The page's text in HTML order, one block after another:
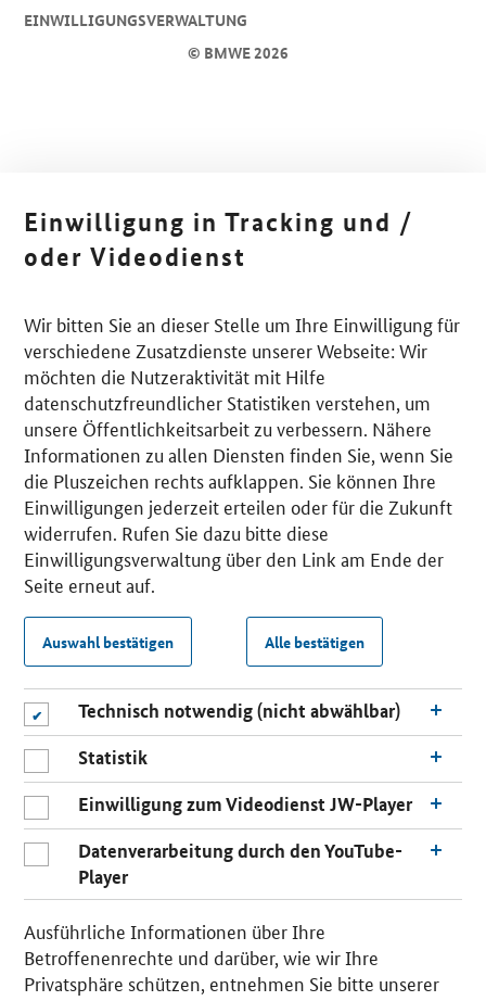
© BMWE 2026
EINWILLIGUNGSVERWALTUNG
Einwilligung in Tracking und /
oder Videodienst
Wir bitten Sie an dieser Stelle um Ihre Einwilligung für
verschiedene Zusatzdienste unserer Webseite: Wir
möchten die Nutzeraktivität mit Hilfe
datenschutzfreundlicher Statistiken verstehen, um
unsere Öffentlichkeitsarbeit zu verbessern. Nähere
Informationen zu allen Diensten finden Sie, wenn Sie
die Pluszeichen rechts aufklappen. Sie können Ihre
Einwilligungen jederzeit erteilen oder für die Zukunft
widerrufen. Rufen Sie dazu bitte diese
Einwilligungsverwaltung über den Link am Ende der
Seite erneut auf.
Auswahl bestätigen Alle bestätigen
Technisch notwendig (nicht abwählbar)
Statistik
Einwilligung zum Videodienst JW-Player
Datenverarbeitung durch den YouTube-
Player
Ausführliche Informationen über Ihre
Betroffenenrechte und darüber, wie wir Ihre
Privatsphäre schützen, entnehmen Sie bitte unserer